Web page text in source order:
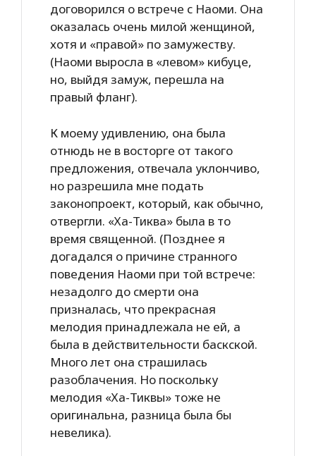
договорился о встрече с Наоми. Она
оказалась очень милой женщиной,
хотя и «правой» по замужеству.
(Наоми выросла в «левом» кибуце,
но, выйдя замуж, перешла на
правый фланг).
К моему удивлению, она была
отнюдь не в восторге от такого
предложения, отвечала уклончиво,
но разрешила мне подать
законопроект, который, как обычно,
отвергли. «Ха-Тиква» была в то
время священной. (Позднее я
догадался о причине странного
поведения Наоми при той встрече:
незадолго до смерти она
призналась, что прекрасная
мелодия принадлежала не ей, а
была в действительности баскской.
Много лет она страшилась
разоблачения. Но поскольку
мелодия «Ха-Тиквы» тоже не
оригинальна, разница была бы
невелика).